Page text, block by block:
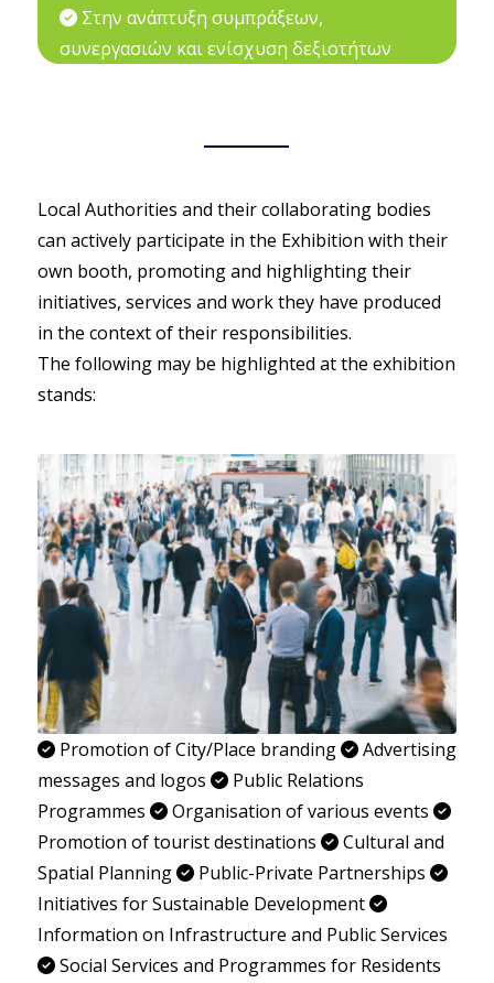
Στην ανάπτυξη συμπράξεων,
συνεργασιών και ενίσχυση δεξιοτήτων
Local Authorities and their collaborating bodies
can actively participate in the Exhibition with their
own booth, promoting and highlighting their
initiatives, services and work they have produced
in the context of their responsibilities.
The following may be highlighted at the exhibition
stands:
Promotion of City/Place branding
Advertising
messages and logos
Public Relations
Programmes
Organisation of various events
Promotion of tourist destinations
Cultural and
Spatial Planning
Public-Private Partnerships
Initiatives for Sustainable Development
Information on Infrastructure and Public Services
Social Services and Programmes for Residents